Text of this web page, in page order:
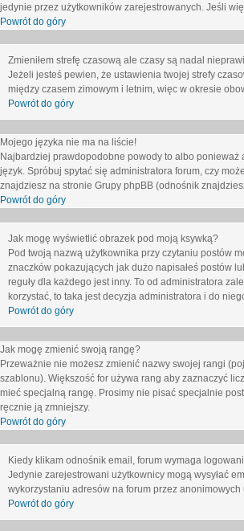
jedynie przez użytkowników zarejestrowanych. Jeśli
Powrót do góry
Zmieniłem strefę czasową ale czasy są nadal
Jeżeli jesteś pewien, że ustawienia twojej strefy
między czasem zimowym i letnim, więc w okresie
Powrót do góry
Mojego języka nie ma na liście!
Najbardziej prawdopodobne powody to albo ponieważ
język. Spróbuj spytać się administratora forum, czy
znajdziesz na stronie Grupy phpBB (odnośnik
Powrót do góry
Jak mogę wyświetlić obrazek pod moją ksywką?
Pod twoją nazwą użytkownika przy czytaniu postów
znaczków pokazujących jak dużo napisałeś postów
reguły dla każdego jest inny. To od administratora
korzystać, to taka jest decyzja administratora i do
Powrót do góry
Jak mogę zmienić swoją rangę?
Przeważnie nie możesz zmienić nazwy swojej rangi
szablonu). Większość for używa rang aby zaznaczyć
mieć specjalną rangę. Prosimy nie pisać specjalnie
ręcznie ją zmniejszy.
Powrót do góry
Kiedy klikam odnośnik email, forum wymaga
Jedynie zarejestrowani użytkownicy mogą wysyłać
wykorzystaniu adresów na forum przez anonimowych
Powrót do góry